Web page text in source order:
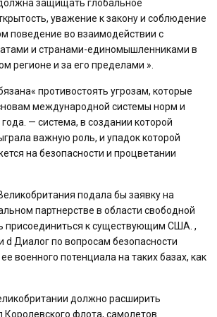
защищать глобальное
уважение к закону и соблюдение
поведение во взаимодействии с
и странами-единомышленниками в
регионе и за его пределами ».
противостоять угрозам, которые
международной системы норм и
— система, в создании которой
важную роль, и упадок которой
на безопасности и процветании
подала бы заявку на
партнерстве в области свободной
присоединиться к существующим США. ,
d Диалог по вопросам безопасности
военного потенциала на таких базах, как
должно расширить
Королевского флота, самолетов